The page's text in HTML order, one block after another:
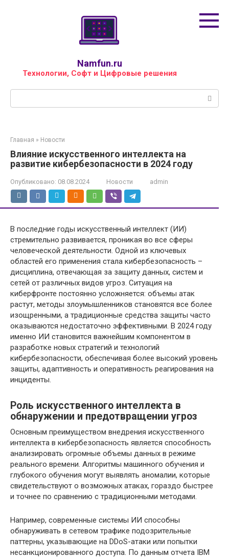
Namfun.ru
Технологии, Софт и Цифровые решения
Главная » Новости
Влияние искусственного интеллекта на
развитие кибербезопасности в 2024 году
Опубликовано: 08.08.2024 Новости admin
В последние годы искусственный интеллект (ИИ)
стремительно развивается, проникая во все сферы
человеческой деятельности. Одной из ключевых
областей его применения стала кибербезопасность –
дисциплина, отвечающая за защиту данных, систем и
сетей от различных видов угроз. Ситуация на
киберфронте постоянно усложняется: объемы атак
растут, методы злоумышленников становятся все более
изощренными, а традиционные средства защиты часто
оказываются недостаточно эффективными. В 2024 году
именно ИИ становится важнейшим компонентом в
разработке новых стратегий и технологий
кибербезопасности, обеспечивая более высокий уровень
защиты, адаптивность и оперативность реагирования на
инциденты.
Роль искусственного интеллекта в
обнаружении и предотвращении угроз
Основным преимуществом внедрения искусственного
интеллекта в кибербезопасность является способность
анализировать огромные объемы данных в режиме
реального времени. Алгоритмы машинного обучения и
глубокого обучения могут выявлять аномалии, которые
свидетельствуют о возможных атаках, гораздо быстрее
и точнее по сравнению с традиционными методами.
Например, современные системы ИИ способны
обнаруживать в сетевом трафике подозрительные
паттерны, указывающие на DDoS-атаки или попытки
несанкционированного доступа. По данным отчета IBM